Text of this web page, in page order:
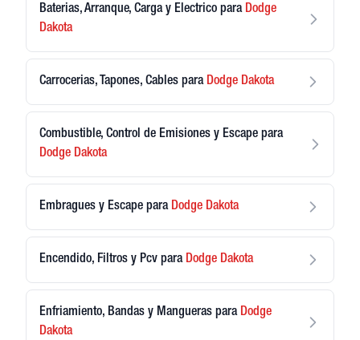
Baterias, Arranque, Carga y Electrico para Dodge
Dakota
Carrocerias, Tapones, Cables para Dodge Dakota
Combustible, Control de Emisiones y Escape para
Dodge Dakota
Embragues y Escape para Dodge Dakota
Encendido, Filtros y Pcv para Dodge Dakota
Enfriamiento, Bandas y Mangueras para Dodge
Dakota